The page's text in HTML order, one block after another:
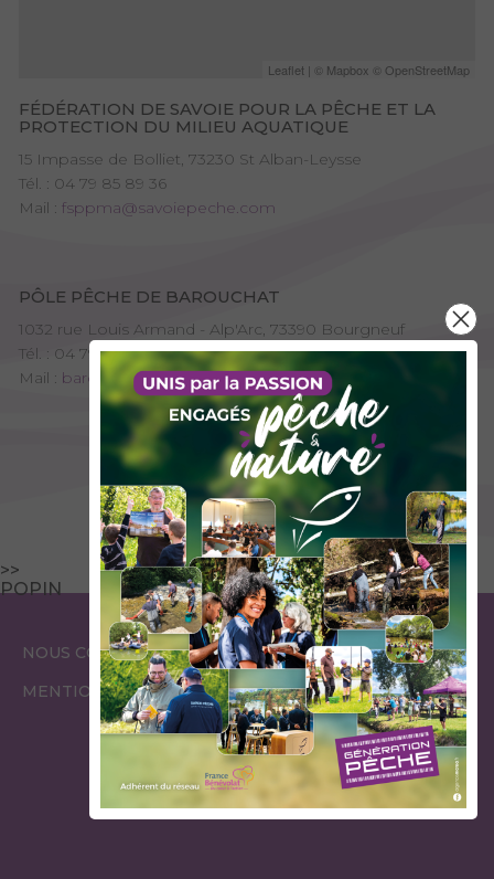
>>
POPIN
Leaflet | © Mapbox © OpenStreetMap
FÉDÉRATION DE SAVOIE POUR LA PÊCHE ET LA
PROTECTION DU MILIEU AQUATIQUE
15 Impasse de Bolliet, 73230 St Alban-Leysse
Tél. : 04 79 85 89 36
Mail : fsppma@savoiepeche.com
PÔLE PÊCHE DE BAROUCHAT
1032 rue Louis Armand - Alp'Arc, 73390 Bourgneuf
Tél. : 04 79 44 30 99 - 06 33 68 06 74
Mail : barouchat@savoiepeche.com
NOUS CONTACTER
MENTIONS LÉGALES
ESPACE
GARDES PÊCHE
ESPACE
ÉLUS